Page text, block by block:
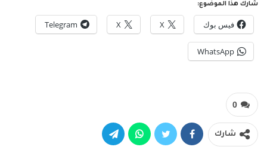
شارك هذا الموضوع:
فيس بوك X
X
Telegram
WhatsApp
0
شارك